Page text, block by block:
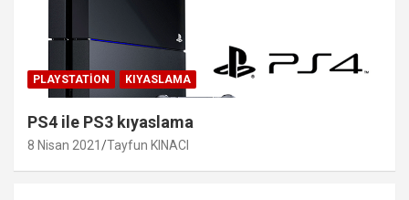
PLAYSTATION KIYASLAMA
PS4 ile PS3 kıyaslama
8 Nisan 2021 Tayfun KINACI